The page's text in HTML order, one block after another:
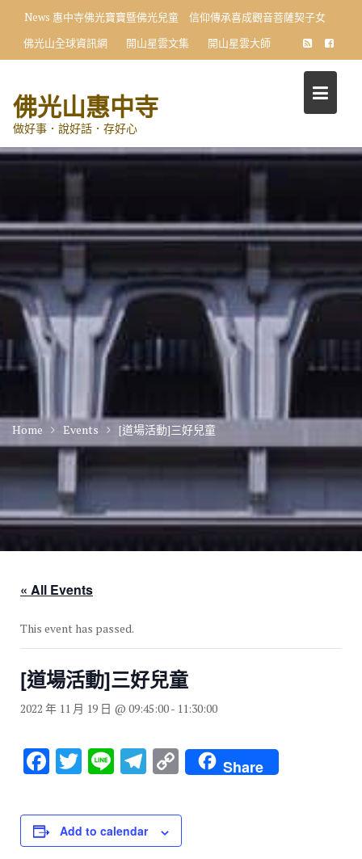
content
News 惠中寺佛光寶寶暨佛光兒童 信仰傳承喜成觀音菩薩契子女
佛光山全球資訊網
開山星雲文集 開山星雲大師
佛光山惠中寺
做好事．說好話．存好心
Home Events [道場活動]三好兒童
« All Events
This event has passed.
[道場活動]三好兒童
2022 年 11 月 19 日 @ 09:45:00- 11:30:00
F
c
e
T
tt
er
Li
e
T
e
gr
C
o
p
y
Share
Add to calendar